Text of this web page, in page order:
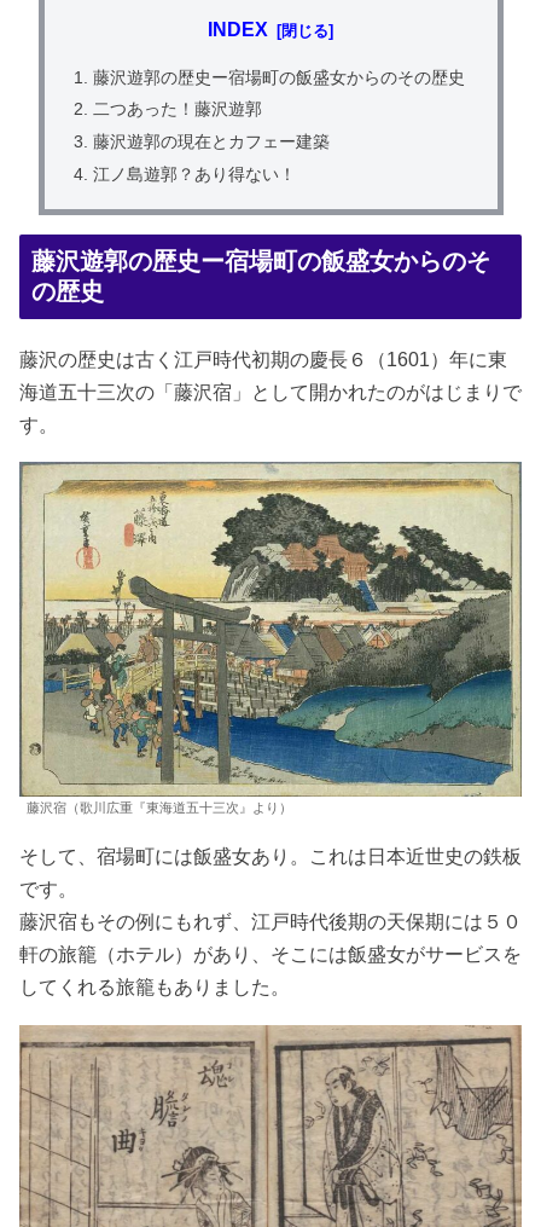
INDEX
藤沢遊郭の歴史ー宿場町の飯盛女からのその歴史
二つあった！藤沢遊郭
藤沢遊郭の現在とカフェー建築
江ノ島遊郭？あり得ない！
藤沢遊郭の歴史ー宿場町の飯盛女からのそ
の歴史
藤沢の歴史は古く江戸時代初期の慶長６（1601）年に東
海道五十三次の「藤沢宿」として開かれたのがはじまりで
す。
藤沢宿（歌川広重『東海道五十三次』より）
そして、宿場町には飯盛女あり。これは日本近世史の鉄板
です。
藤沢宿もその例にもれず、江戸時代後期の天保期には５０
軒の旅籠（ホテル）があり、そこには飯盛女がサービスを
してくれる旅籠もありました。